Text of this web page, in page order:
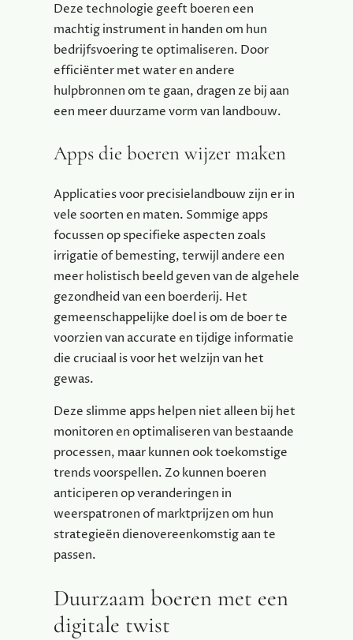
Deze technologie geeft boeren een
machtig instrument in handen om hun
bedrijfsvoering te optimaliseren. Door
efficiënter met water en andere
hulpbronnen om te gaan, dragen ze bij aan
een meer duurzame vorm van landbouw.
Apps die boeren wijzer maken
Applicaties voor precisielandbouw zijn er in
vele soorten en maten. Sommige apps
focussen op specifieke aspecten zoals
irrigatie of bemesting, terwijl andere een
meer holistisch beeld geven van de algehele
gezondheid van een boerderij. Het
gemeenschappelijke doel is om de boer te
voorzien van accurate en tijdige informatie
die cruciaal is voor het welzijn van het
gewas.
Deze slimme apps helpen niet alleen bij het
monitoren en optimaliseren van bestaande
processen, maar kunnen ook toekomstige
trends voorspellen. Zo kunnen boeren
anticiperen op veranderingen in
weerspatronen of marktprijzen om hun
strategieën dienovereenkomstig aan te
passen.
Duurzaam boeren met een
digitale twist